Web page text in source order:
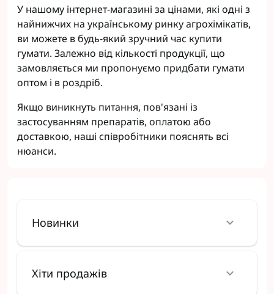
У нашому інтернет-магазині за цінами, які одні з
найнижчих на українському ринку агрохімікатів,
ви можете в будь-який зручний час купити
гумати. Залежно від кількості продукції, що
замовляється ми пропонуємо придбати гумати
оптом і в роздріб.
Якщо виникнуть питання, пов'язані із
застосуванням препаратів, оплатою або
доставкою, наші співробітники пояснять всі
нюанси.
Новинки
Хіти продажів